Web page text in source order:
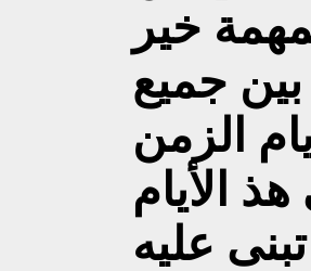
خير
بين جميع
الزمن
الأيام
عليه